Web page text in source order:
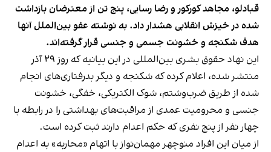
قبادلو، مجاهد کورکور و رضا رسایی، پنج تن از معترضان بازداشت
شده در خیزش انقلابی هشدار داد. به نوشته عفو بین‌الملل آنها
هدف شکنجه و خشونت جسمی و جنسی قرار گرفته‌اند.
این نهاد حقوق بشری بین‌المللی در این بیانیه که روز ۲۹ آذر
منتشر شده، اعلام کرده که شکنجه و دیگر بدرفتاری‌های انجام
شده از طریق ضرب‌وشتم، شوک الکتریکی، خفگی، خشونت
جنسی و محرومیت عمدی از مراقبت‌های بهداشتی را در رابطه با
چهار نفر از پنج نفری که حکم اعدام دارند ثبت کرده است.
از میان این افراد منوچهر مهمان‌نواز با اتهام «محاربه» به اعدام